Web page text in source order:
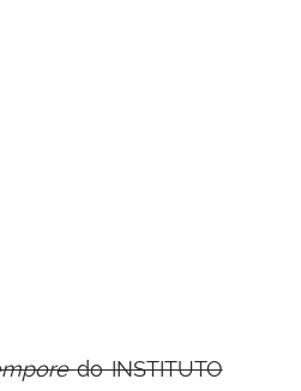
do INSTITUTO